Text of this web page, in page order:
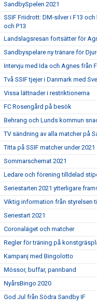
SandbySpelen 2021
SSIF Friidrott: DM-silver i F13
och P13
Landslagsresan fortsätter för
Sandbyspelare ny tränare för
Intervju med Ida och Agnes från
Två SSIF tjejer i Danmark med
Vissa lättnader i restriktionerna
FC Rosengård på besök
Behrang och Lunds kommun
TV sändning av alla matcher på
Titta på SSIF matcher under 2021
Sommarschemat 2021
Ledare och förening tilldelad
Seriestarten 2021 ytterligare
Viktig information från styrelsen
Seriestart 2021
Coronaläget och matcher
Regler för träning på
Kampanj med Bingolotto
Mössor, buffar, pannband
NyårsBingo 2020
God Jul från Södra Sandby IF